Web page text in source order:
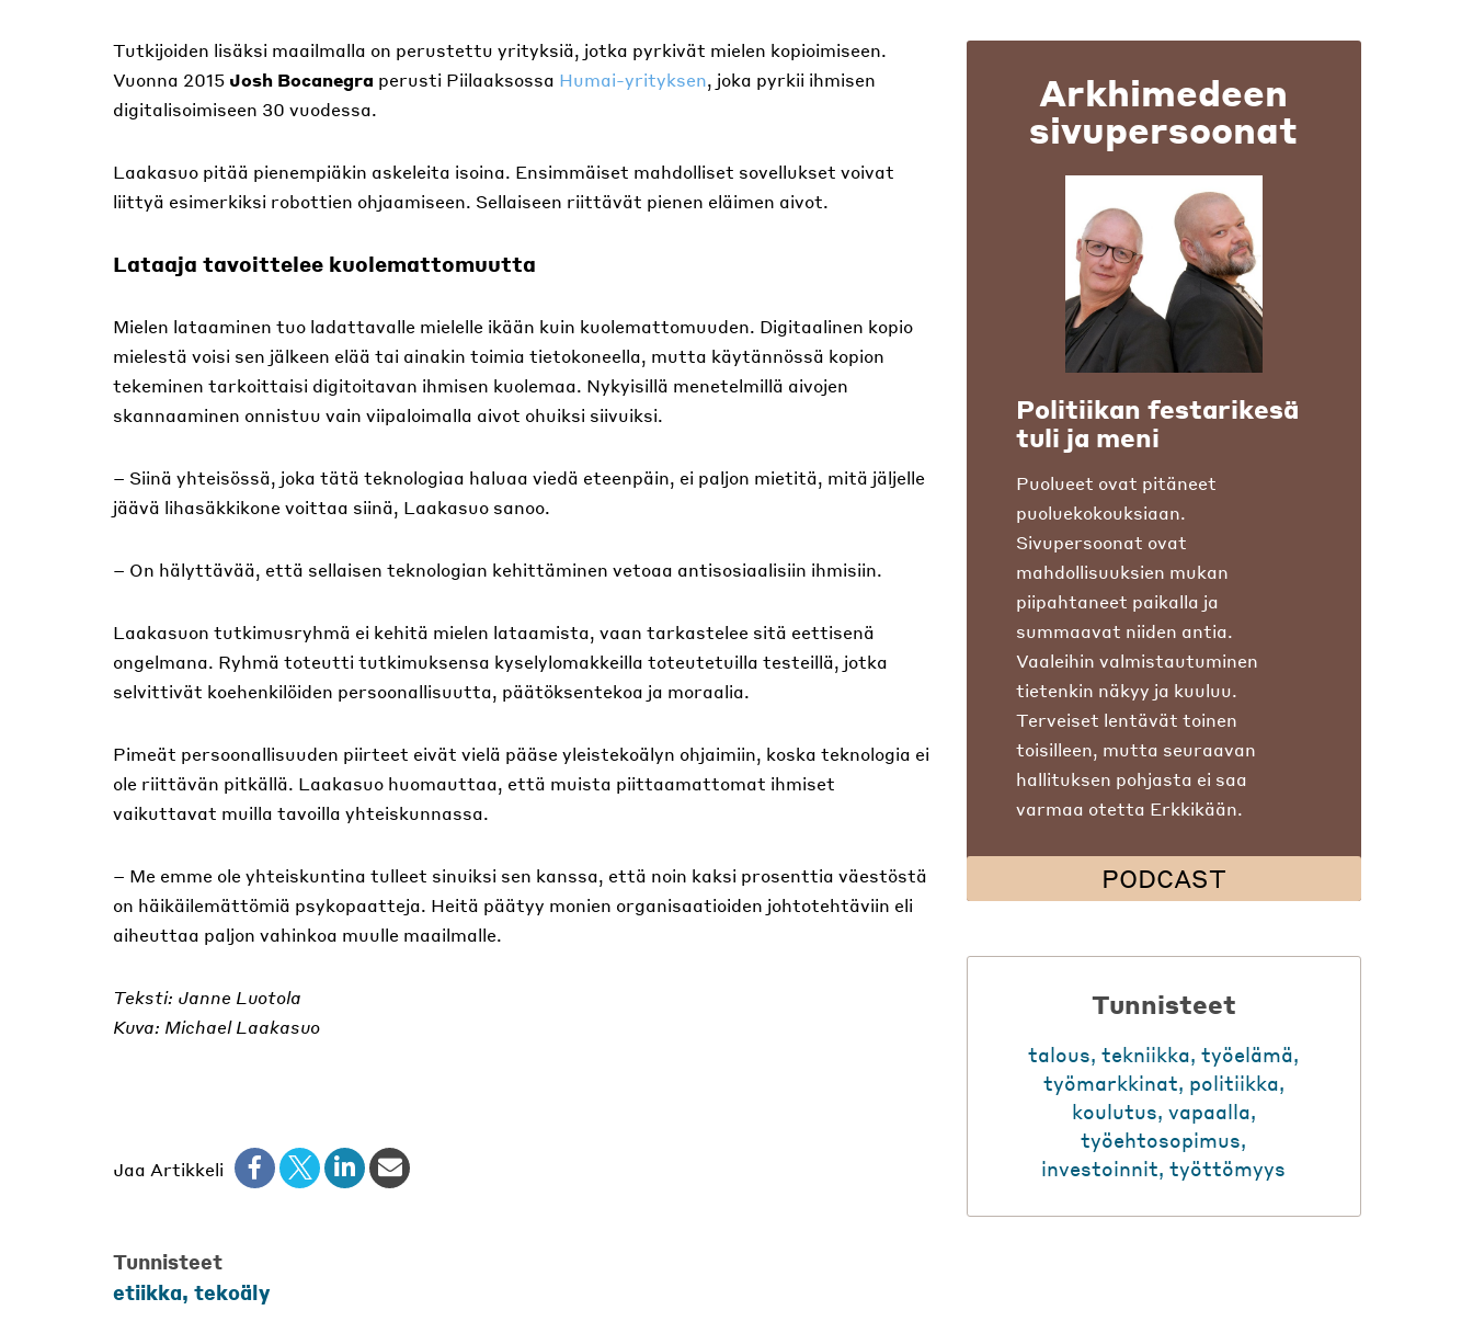
Tutkijoiden lisäksi maailmalla on perustettu yrityksiä, jotka pyrkivät mielen kopioimiseen.
Vuonna 2015 Josh Bocanegra perusti Piilaaksossa Humai-yrityksen, joka pyrkii ihmisen
digitalisoimiseen 30 vuodessa.
Laakasuo pitää pienempiäkin askeleita isoina. Ensimmäiset mahdolliset sovellukset voivat
liittyä esimerkiksi robottien ohjaamiseen. Sellaiseen riittävät pienen eläimen aivot.
Lataaja tavoittelee kuolemattomuutta
Mielen lataaminen tuo ladattavalle mielelle ikään kuin kuolemattomuuden. Digitaalinen kopio
mielestä voisi sen jälkeen elää tai ainakin toimia tietokoneella, mutta käytännössä kopion
tekeminen tarkoittaisi digitoitavan ihmisen kuolemaa. Nykyisillä menetelmillä aivojen
skannaaminen onnistuu vain viipaloimalla aivot ohuiksi siivuiksi.
– Siinä yhteisössä, joka tätä teknologiaa haluaa viedä eteenpäin, ei paljon mietitä, mitä jäljelle
jäävä lihasäkkikone voittaa siinä, Laakasuo sanoo.
– On hälyttävää, että sellaisen teknologian kehittäminen vetoaa antisosiaalisiin ihmisiin.
Laakasuon tutkimusryhmä ei kehitä mielen lataamista, vaan tarkastelee sitä eettisenä
ongelmana. Ryhmä toteutti tutkimuksensa kyselylomakkeilla toteutetuilla testeillä, jotka
selvittivät koehenkilöiden persoonallisuutta, päätöksentekoa ja moraalia.
Pimeät persoonallisuuden piirteet eivät vielä pääse yleistekoälyn ohjaimiin, koska teknologia ei
ole riittävän pitkällä. Laakasuo huomauttaa, että muista piittaamattomat ihmiset
vaikuttavat muilla tavoilla yhteiskunnassa.
– Me emme ole yhteiskuntina tulleet sinuiksi sen kanssa, että noin kaksi prosenttia väestöstä
on häikäilemättömiä psykopaatteja. Heitä päätyy monien organisaatioiden johtotehtäviin eli
aiheuttaa paljon vahinkoa muulle maailmalle.
Teksti: Janne Luotola
Kuva: Michael Laakasuo
Jaa Artikkeli
Tunnisteet
etiikka, tekoäly
Arkhimedeen
sivupersoonat
Politiikan festarikesä
tuli ja meni
Puolueet ovat pitäneet
puoluekokouksiaan.
Sivupersoonat ovat
mahdollisuuksien mukan
piipahtaneet paikalla ja
summaavat niiden antia.
Vaaleihin valmistautuminen
tietenkin näkyy ja kuuluu.
Terveiset lentävät toinen
toisilleen, mutta seuraavan
hallituksen pohjasta ei saa
varmaa otetta Erkkikään.
PODCAST
Tunnisteet
talous,tekniikka,työelämä,
työmarkkinat, politiikka,
koulutus, vapaalla,
työehtosopimus,
investoinnit,työttömyys